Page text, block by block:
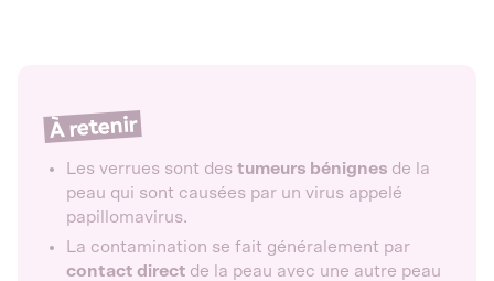
À retenir
Les verrues sont des tumeurs bénignes de la
peau qui sont causées par un virus appelé
papillomavirus.
La contamination se fait généralement par
contact direct de la peau avec une autre peau